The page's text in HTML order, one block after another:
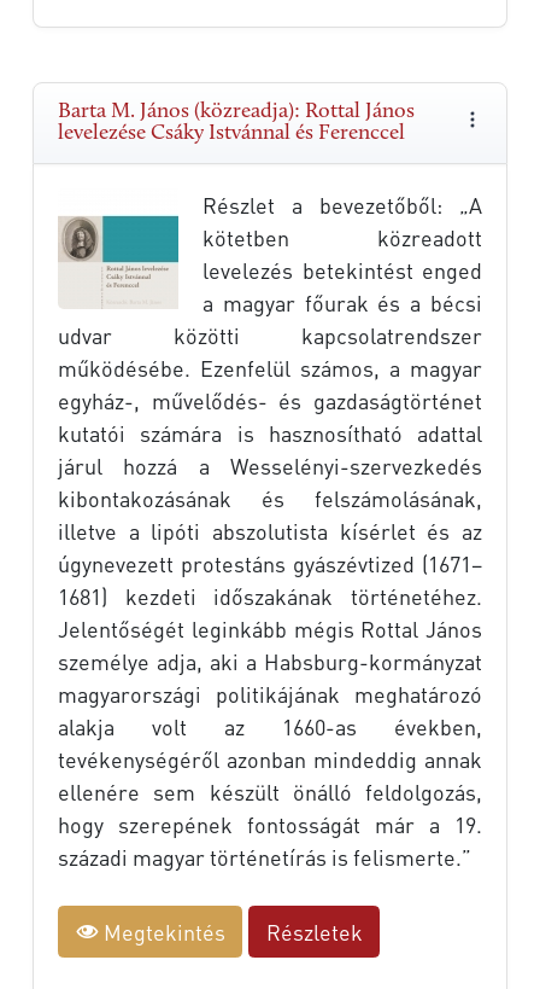
Barta M. János (közreadja): Rottal János
levelezése Csáky Istvánnal és Ferenccel
Részlet a bevezetőből: „A
kötetben közreadott
levelezés betekintést enged
a magyar főurak és a bécsi
udvar közötti kapcsolatrendszer
működésébe. Ezenfelül számos, a magyar
egyház-, művelődés- és gazdaságtörténet
kutatói számára is hasznosítható adattal
járul hozzá a Wesselényi-szervezkedés
kibontakozásának és felszámolásának,
illetve a lipóti abszolutista kísérlet és az
úgynevezett protestáns gyászévtized (1671–
1681) kezdeti időszakának történetéhez.
Jelentőségét leginkább mégis Rottal János
személye adja, aki a Habsburg-kormányzat
magyarországi politikájának meghatározó
alakja volt az 1660-as években,
tevékenységéről azonban mindeddig annak
ellenére sem készült önálló feldolgozás,
hogy szerepének fontosságát már a 19.
századi magyar történetírás is felismerte.”
Megtekintés Részletek